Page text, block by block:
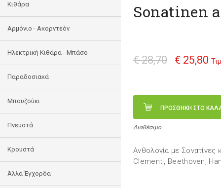
Κιθάρα
Αρμόνιο - Ακορντεόν
Ηλεκτρική Κιθάρα - Μπάσο
Παραδοσιακά
Μπουζούκι
Πνευστά
Κρουστά
Άλλα Έγχορδα
Sonatinen
€ 28,70 € 25,80
ΠΡΟΣΘΗΚΗ ΣΤΟ
Διαθέσιμο
Ανθολογία με Σονατίνες
Clementi, Beethoven,